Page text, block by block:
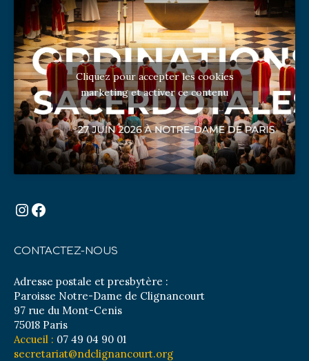
Cliquez pour accepter les cookies
marketing et activer ce contenu
Instagram
Facebook
CONTACTEZ-NOUS
Adresse postale et presbytère :
Paroisse Notre-Dame de Clignancourt
97 rue du Mont-Cenis
75018 Paris
Accueil : 07 49 04 90 01
secretariat@ndclignancourt.org